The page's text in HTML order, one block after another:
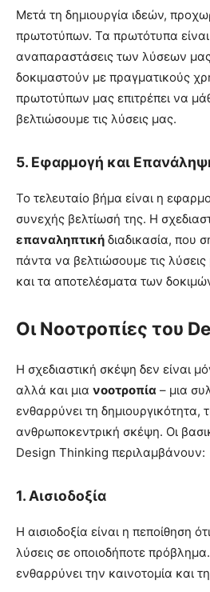
Μετά τη δημιουργία ιδεών,
πρωτοτύπων. Τα πρωτότυπα είναι
αναπαραστάσεις των λύσεων
δοκιμαστούν με πραγματικούς
πρωτοτύπων μας επιτρέπει να
βελτιώσουμε τις λύσεις μας.
5. Εφαρμογή και
Το τελευταίο βήμα είναι η
συνεχής βελτίωσή της. Η
επαναληπτική διαδικασία, που
πάντα να βελτιώσουμε τις
και τα αποτελέσματα των
Οι Νοοτροπίες του
Η σχεδιαστική σκέψη δεν είναι
αλλά και μια νοοτροπία – μια
ενθαρρύνει τη δημιουργικότητα,
ανθρωποκεντρική σκέψη. Οι
Design Thinking περιλαμβάνουν:
1. Αισιοδοξία
Η αισιοδοξία είναι η πεποίθηση
λύσεις σε οποιοδήποτε
ενθαρρύνει την καινοτομία και